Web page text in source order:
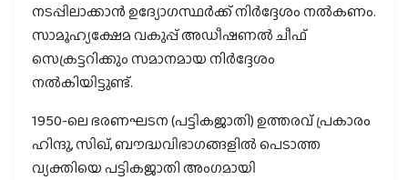
നടപ്പിലാക്കാന്‍ ഉദ്യോഗസ്ഥര്‍ക്ക് നിര്‍ദ്ദേശം നല്‍കണം.
സാമൂഹ്യക്ഷേമ വകുപ്പ് അഡീഷണല്‍ ചീഫ്
സെക്രട്ടറിക്കും സമാനമായ നിര്‍ദ്ദേശം
നല്‍കിയിട്ടുണ്ട്.
1950-ലെ ഭരണഘടന (പട്ടികജാതി) ഉത്തരവ് പ്രകാരം
ഹിന്ദു, സിഖ്, ബൗദ്ധവിഭാഗങ്ങളില്‍ പെടാത്ത
വ്യക്തിയെ പട്ടികജാതി അംഗമായി